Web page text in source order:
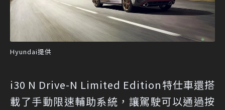
Hyundai提供
i30 N Drive-N Limited Edition特仕車還搭
載了手動限速輔助系統，讓駕駛可以通過按